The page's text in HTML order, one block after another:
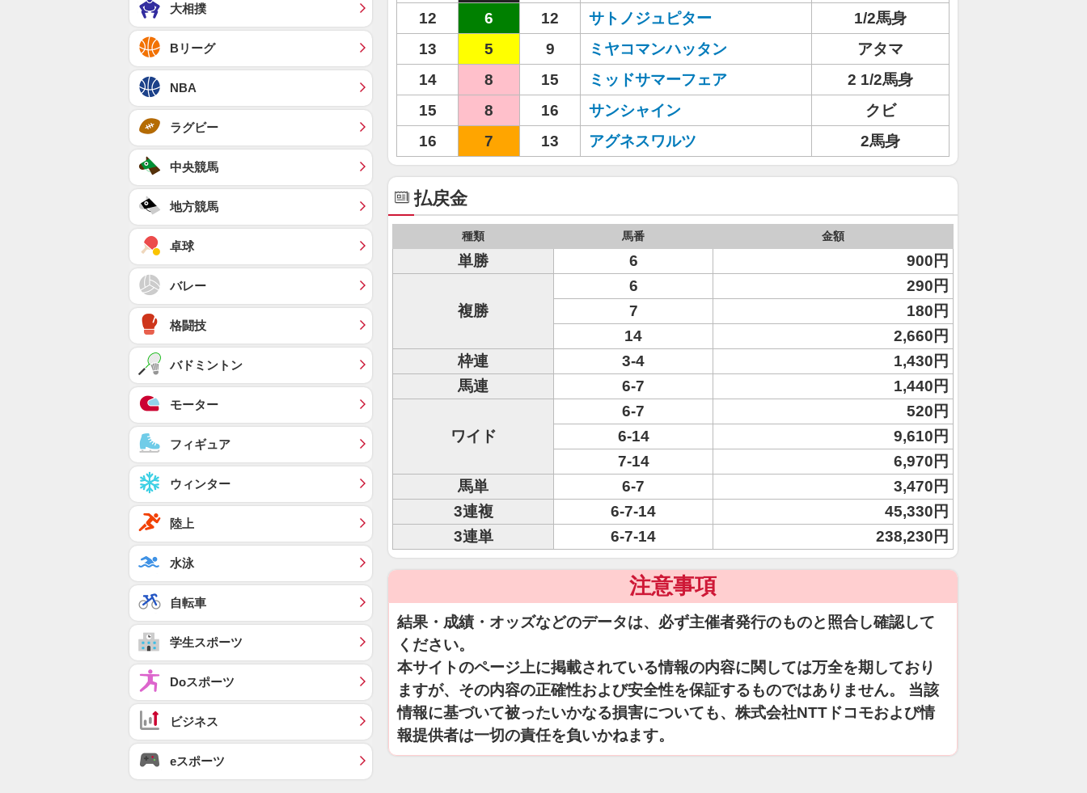
12
6 12 サトノジュピター
1/2馬身
13
5 9 ミヤコマンハッタン
アタマ
14
8 15 ミッドサマーフェア
2 1/2馬身
15
8 16 サンシャイン
クビ
16
7 13 アグネスワルツ 2馬身
払戻金
種類 馬番 金額
単勝 6 900円
複勝
6
290円
7
180円
14
2,660円
枠連
3-4
1,430円
馬連
6-7 1,440円
ワイド
6-7
520円
6-14
9,610円
7-14
6,970円
馬単
6-7
3,470円
3連複
6-7-14
45,330円
3連単
6-7-14 238,230円
注意事項
結果・成績・オッズなどのデータは、必ず主催者発行のものと照合し確認して
ください。
本サイトのページ上に掲載されている情報の内容に関しては万全を期しており
ますが、その内容の正確性および安全性を保証するものではありません。 当該
情報に基づいて被ったいかなる損害についても、株式会社NTTドコモおよび情
報提供者は一切の責任を負いかねます。
大相撲
Bリーグ
NBA
ラグビー
中央競馬
地方競馬
卓球
バレー
格闘技
バドミントン
モーター
フィギュア
ウィンター
陸上
水泳
自転車
学生スポーツ
Doスポーツ
ビジネス
eスポーツ